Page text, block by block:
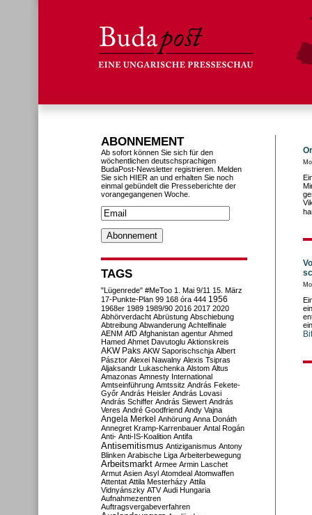
ABONNEMENT
Ab sofort können Sie sich für den
wöchentlichen deutschsprachigen
BudaPost-Newsletter registrieren. Melden
Sie sich HIER an und erhalten Sie noch
einmal gebündelt die Presseberichte der
vorangegangenen Woche.
TAGS
"Lügenrede" #MeToo 1. Mai 9/11 15. März
17-Punkte-Plan 99 168 óra 444 1956
1968er 1989 1989/90 2016 2017 2020
Abhörverdacht Abrüstung Abschiebung
Abtreibung Abwanderung Achtelfinale
AENM AfD Afghanistan agentur Ahmed
Hamed Ahmet Davutoglu Aktionskreis
AKW Paks AKW Saporischschja Albert
Pásztor Alexei Nawalny Alexis Tsipras
Aljaksandr Lukaschenka Alstom Altus
Amazonas Amnesty International
Amtseinführung Amtssitz András Fekete-
Győr András Heisler András Lovasi
András Schiffer András Siewert András
Veres André Goodfriend Andy Vajna
Angela Merkel Anhörung Anna Donáth
Annegret Kramp-Karrenbauer Antal Rogán
Anti- Anti-IS-Koalition Antifa
Antisemitismus Antiziganismus Antony
Blinken Arabische Liga Arbeiterbewegung
Arbeitsmarkt Armee Armin Laschet
Armut Asien Asyl Atomdeal Atomwaffen
Attentat Attila Mesterházy Attila
Vidnyánszky ATV Audi Hungaria
Aufnahmezentren
Auftragsvergabeverfahren